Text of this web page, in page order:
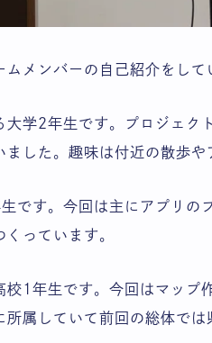
メンバーの自己紹介をして
学2年生です。プロジェク
した。趣味は付近の散歩や
です。今回は主にアプリの
っています。
1年生です。今回はマップ
属していて前回の総体では